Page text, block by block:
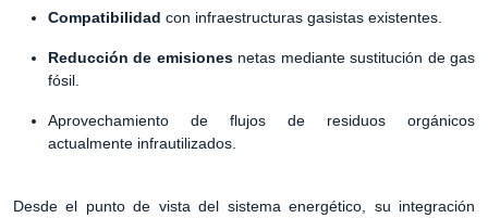
Compatibilidad con infraestructuras gasistas existentes.
Reducción de emisiones netas mediante sustitución de gas
fósil.
Aprovechamiento de flujos de residuos orgánicos
actualmente infrautilizados.
Desde el punto de vista del sistema energético, su integración